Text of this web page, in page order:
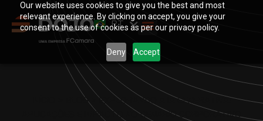
Our website uses cookies to give you the best and most
relevant experience. By clicking on accept, you give your
consent to the use of cookies as per our privacy policy.
Deny Accept
PT
EN
ES
BLOG>EXPLORANDO A IA GENERATIVA:
APLICAÇÕES E IMPACTO NO CENÁRIO CORPORATIVO